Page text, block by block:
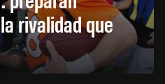
rivalidad que